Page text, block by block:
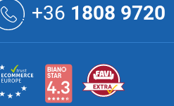
+36 1808 9720